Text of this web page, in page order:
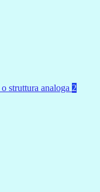
struttura analoga 2